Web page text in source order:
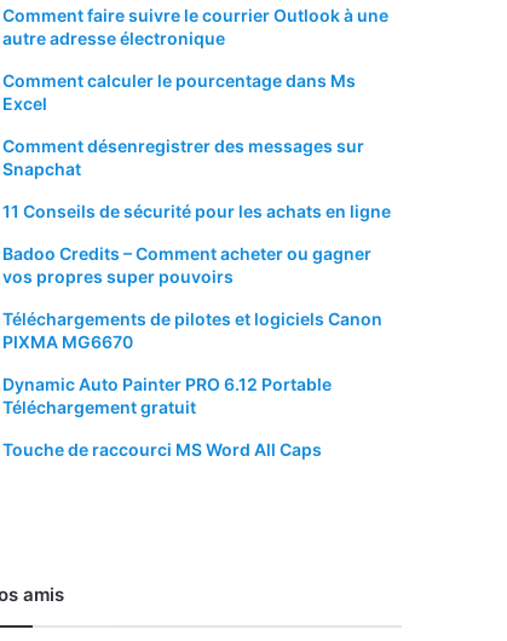
Comment faire suivre le courrier Outlook à une
autre adresse électronique
Comment calculer le pourcentage dans Ms
Excel
Comment désenregistrer des messages sur
Snapchat
11 Conseils de sécurité pour les achats en ligne
Badoo Credits – Comment acheter ou gagner
vos propres super pouvoirs
Téléchargements de pilotes et logiciels Canon
PIXMA MG6670
Dynamic Auto Painter PRO 6.12 Portable
Téléchargement gratuit
Touche de raccourci MS Word All Caps
amis